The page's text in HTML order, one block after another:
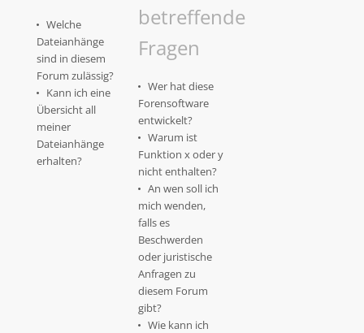
Welche
Dateianhänge
sind in diesem
Forum zulässig?
Kann ich eine
Übersicht all
meiner
Dateianhänge
erhalten?
betreffende
Fragen
Wer hat diese
Forensoftware
entwickelt?
Warum ist
Funktion x oder y
nicht enthalten?
An wen soll ich
mich wenden,
falls es
Beschwerden
oder juristische
Anfragen zu
diesem Forum
gibt?
Wie kann ich